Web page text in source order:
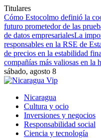
Titulares
Cómo Estocolmo definió la
futuro prometedor de las
de datos empresarialesLa
responsables en la RSE de
de precios en la estabilidad
compañías más valiosas en la
sábado, agosto 8
Nicaragua
Cultura y ocio
Inversiones y negocios
Responsabilidad social
Ciencia y tecnología